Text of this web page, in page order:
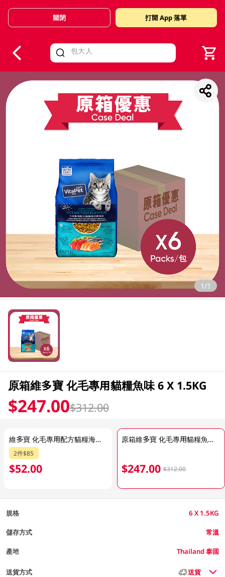
Valid Until 30 June 2026
關閉 打開 App 落單
1/1
原箱維多寶 化毛專用貓糧魚味 6 X 1.5KG
$247.00$312.00
維多寶 化毛專用配方貓糧海洋鮮魚味 1.5 KG
2件$85
$52.00
原箱維多寶 化毛專用貓糧魚味 6 X 1.5KG
$247.00 $312.00
規格 6 X 1.5KG
儲存方式 常溫
產地 Thailand 泰國
送貨方式 送貨